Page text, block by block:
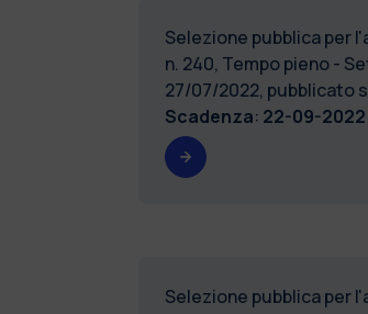
Selezione pubblica per
n. 240, Tempo pieno -
27/07/2022, pubblicato
Scadenza: 22-09-2022
Selezione pubblica per